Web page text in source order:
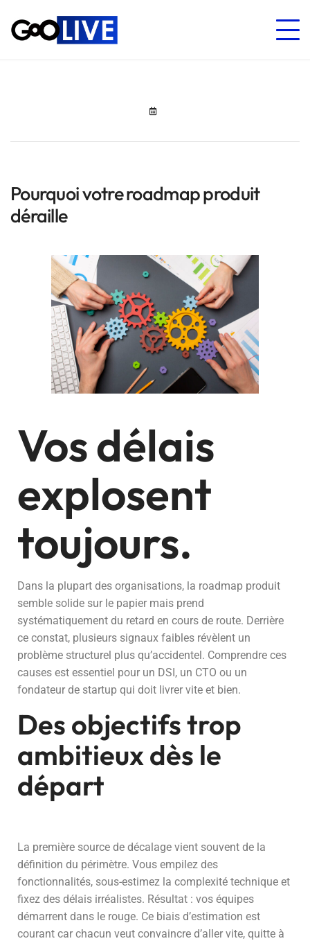
Pourquoi votre roadmap produit
déraille
Vos délais
explosent
toujours.
Dans la plupart des organisations, la roadmap produit
semble solide sur le papier mais prend
systématiquement du retard en cours de route. Derrière
ce constat, plusieurs signaux faibles révèlent un
problème structurel plus qu’accidentel. Comprendre ces
causes est essentiel pour un DSI, un CTO ou un
fondateur de startup qui doit livrer vite et bien.
Des objectifs trop
ambitieux dès le
départ
La première source de décalage vient souvent de la
définition du périmètre. Vous empilez des
fonctionnalités, sous-estimez la complexité technique et
fixez des délais irréalistes. Résultat : vos équipes
démarrent dans le rouge. Ce biais d’estimation est
courant car chacun veut convaincre d’aller vite, quitte à